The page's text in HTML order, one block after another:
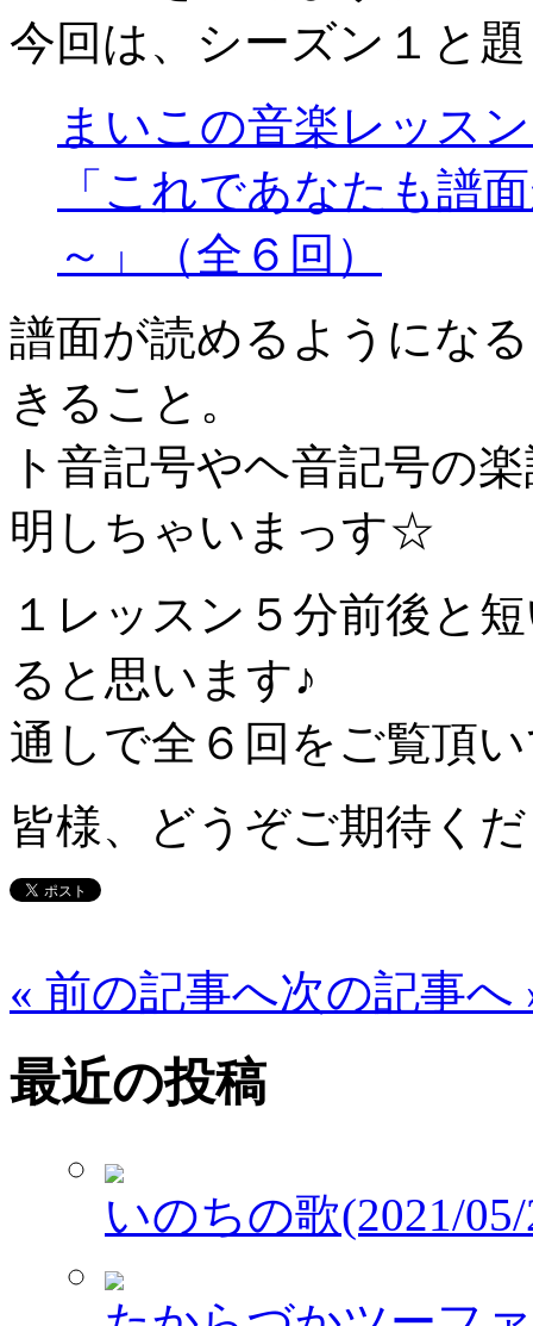
今回は、シーズン１と
まいこの音楽レッス
「これであなたも譜
～」（全６回）
譜面が読めるようにな
きること。
ト音記号やヘ音記号の
明しちゃいまっす☆
１レッスン５分前後と
ると思います♪
通しで全６回をご覧頂
皆様、どうぞご期待く
« 前の記事へ次の記事へ
最近の投稿
いのちの歌(2021/